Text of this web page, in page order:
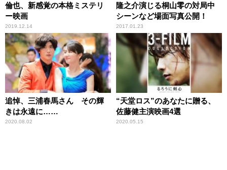
倫也、新感覚の本格ミステリ
ー映画
2019.12.14
隆之介演じる桐山零の対局中
シーンなど場面写真公開！
2017.01.23
追悼、三浦春馬さん その輝
きは永遠に……
2020.08.02
“天堂ロス”のあなたに贈る、
佐藤健主演映画4選
2020.05.15